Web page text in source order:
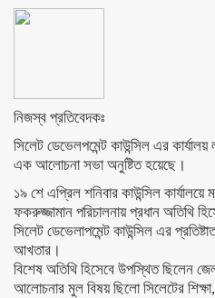
নিজস্ব প্রতিবেদকঃ
সিলেট ডেভেলপমেন্ট কাউন্সিল এর
এক আলোচনা সভা অনুষ্টিত হয়েছে।
১৯ শে এপ্রিল শনিবার কাউন্সিল
ফকরুজ্জামান পরিচালনায় প্রধান অতিথি
সিলেট ডেভেলাপমেন্ট কাউন্সিল এর
আখতার।
বিশেষ অতিথি হিসেবে উপস্থিত ছিলেন
আলোচনার মুল বিষয় ছিলো সিলেটের